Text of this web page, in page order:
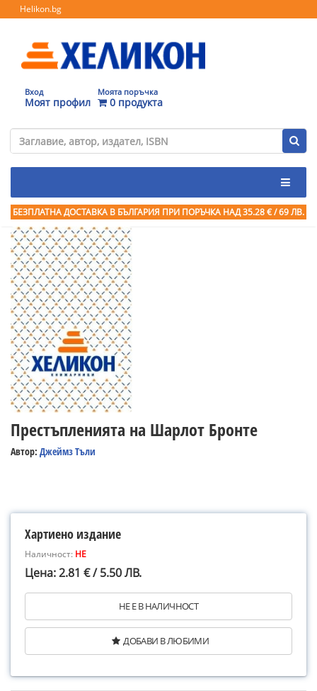
Helikon.bg
Вход
Моят профил
Моята поръчка
0 продукта
БЕЗПЛАТНА ДОСТАВКА В БЪЛГАРИЯ ПРИ ПОРЪЧКА НАД 35.28 € / 69 ЛВ.
Престъпленията на Шарлот Бронте
Автор: Джеймз Тъли
Хартиено издание
Наличност: НЕ
Цена: 2.81 € / 5.50 ЛВ.
НЕ Е В НАЛИЧНОСТ
ДОБАВИ В ЛЮБИМИ